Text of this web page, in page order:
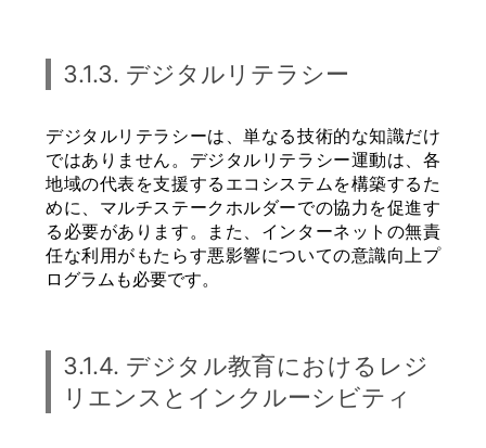
3.1.3. デジタルリテラシー
デジタルリテラシーは、単なる技術的な知識だけ
ではありません。デジタルリテラシー運動は、各
地域の代表を支援するエコシステムを構築するた
めに、マルチステークホルダーでの協力を促進す
る必要があります。また、インターネットの無責
任な利用がもたらす悪影響についての意識向上プ
ログラムも必要です。
3.1.4. デジタル教育におけるレジ
リエンスとインクルーシビティ